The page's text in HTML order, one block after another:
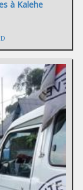
à Kalehe